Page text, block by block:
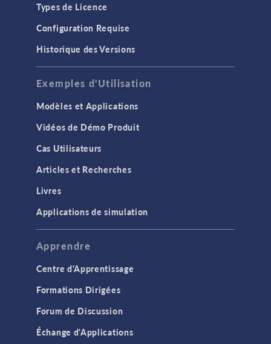
Types de Licence
Configuration Requise
Historique des Versions
Exemples d'Utilisation
Modèles et Applications
Vidéos de Démo Produit
Cas Utilisateurs
Articles et Recherches
Livres
Applications de simulation
Apprendre
Centre d'Apprentissage
Formations Dirigées
Forum de Discussion
Échange d'Applications